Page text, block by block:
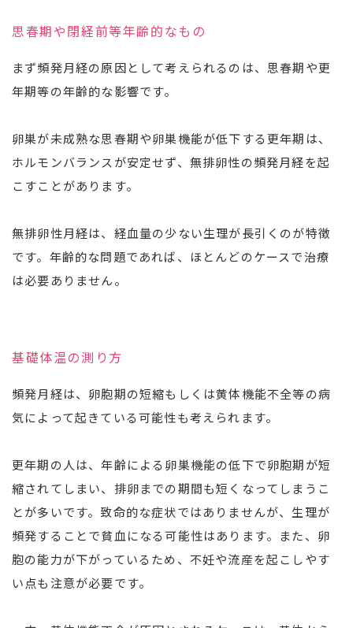
思春期や閉経前等年齢的なもの
まず頻発月経の原因として考えられるのは、思春期や更
年期等の年齢的な影響です。
卵巣が未成熟な思春期や卵巣機能が低下する更年期は、
ホルモンバランスが安定せず、無排卵性の頻発月経を起
こすことがあります。
無排卵性月経は、経血量の少ない生理が長引くのが特徴
です。年齢的な問題であれば、ほとんどのケースで治療
は必要ありません。
基礎体温の測り方
頻発月経は、卵胞期の短縮もしくは黄体機能不全等の病
気によって起きている可能性も考えられます。
更年期の人は、年齢による卵巣機能の低下で卵胞期が短
縮されてしまい、排卵までの期間も短くなってしまうこ
とが多いです。致命的な症状ではありませんが、生理が
頻発することで貧血になる可能性はあります。また、卵
胞の能力が下がっているため、不妊や流産を起こしやす
い点も注意が必要です。